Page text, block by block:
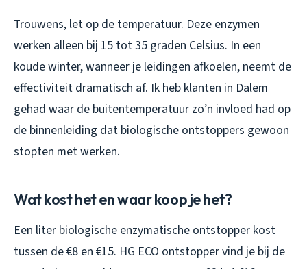
Trouwens, let op de temperatuur. Deze enzymen
werken alleen bij 15 tot 35 graden Celsius. In een
koude winter, wanneer je leidingen afkoelen, neemt de
effectiviteit dramatisch af. Ik heb klanten in Dalem
gehad waar de buitentemperatuur zo’n invloed had op
de binnenleiding dat biologische ontstoppers gewoon
stopten met werken.
Wat kost het en waar koop je het?
Een liter biologische enzymatische ontstopper kost
tussen de €8 en €15. HG ECO ontstopper vind je bij de